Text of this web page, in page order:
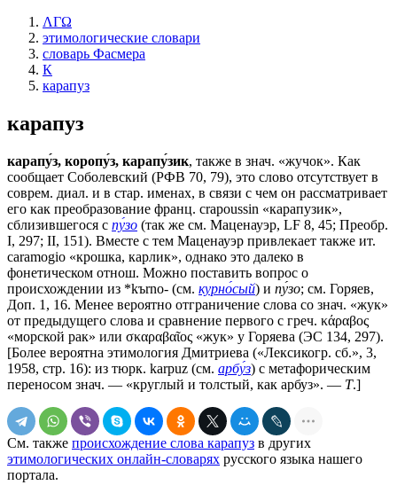
ΛΓΩ
этимологические словари
словарь Фасмера
К
карапуз
карапуз
карапу́з, коропу́з, карапу́зик, также в знач. «жучок». Как
сообщает Соболевский (РФВ 70, 79), это слово отсутствует в
соврем. диал. и в стар. именах, в связи с чем он рассматривает
его как преобразование франц. crapoussin «карапузик»,
сблизившегося с пу́зо (так же см. Маценауэр, LF 8, 45; Преобр.
I, 297; II, 151). Вместе с тем Маценауэр привлекает также ит.
саrаmоgiо «крошка, карлик», однако это далеко в
фонетическом отнош. Можно поставить вопрос о
происхождении из *kъrno- (см. курно́сый) и пу́зо; см. Горяев,
Доп. 1, 16. Менее вероятно отграничение слова со знач. «жук»
от предыдущего слова и сравнение первого с греч. κάραβος
«морской рак» или σκαραβαῖος «жук» у Горяева (ЭС 134, 297).
[Более вероятна этимология Дмитриева («Лексикогр. сб.», 3,
1958, стр. 16): из тюрк. karpuz (см. арбу́з) с метафорическим
переносом знач. — «круглый и толстый, как арбуз». — Т.]
См. также происхождение слова карапуз в других
этимологических онлайн-словарях русского языка нашего
портала.